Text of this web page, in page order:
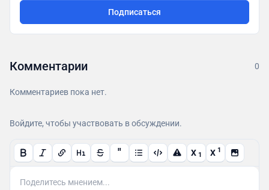
Подписаться
Комментарии 0
Комментариев пока нет.
Войдите, чтобы участвовать в обсуждении.
" X 1 X 1